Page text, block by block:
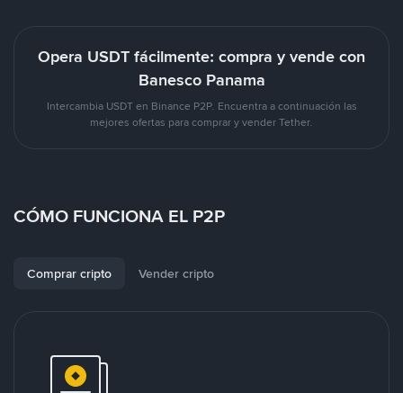
Opera USDT fácilmente: compra y vende con
Banesco Panama
Intercambia USDT en Binance P2P. Encuentra a continuación las
mejores ofertas para comprar y vender Tether.
CÓMO FUNCIONA EL P2P
Comprar cripto Vender cripto